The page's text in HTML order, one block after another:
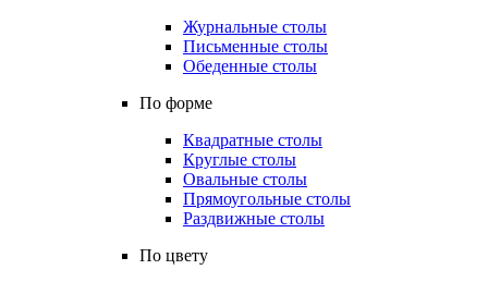
Журнальные столы
Письменные столы
Обеденные столы
По форме
Квадратные столы
Круглые столы
Овальные столы
Прямоугольные столы
Раздвижные столы
По цвету